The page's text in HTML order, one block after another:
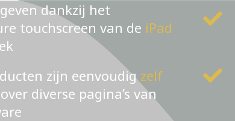
dankzij het
touchscreen van de iPad
zijn eenvoudigzelf
diverse pagina’s van